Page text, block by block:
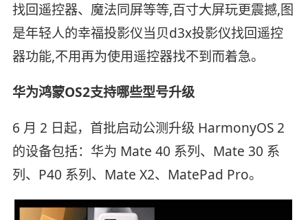
找回遥控器、魔法同屏等等,百寸大屏玩更震撼,图
是年轻人的幸福投影仪当贝d3x投影仪找回遥控
器功能,不用再为使用遥控器找不到而着急。
华为鸿蒙OS2支持哪些型号升级
6 月 2 日起，首批启动公测升级 HarmonyOS 2
的设备包括：华为 Mate 40 系列、Mate 30 系
列、P40 系列、Mate X2、MatePad Pro。